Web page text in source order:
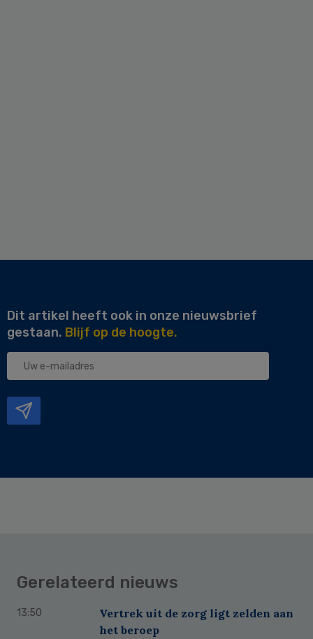
Dit artikel heeft ook in onze nieuwsbrief
gestaan. Blijf op de hoogte.
Uw
Gerelateerd nieuws
13:50
Vertrek uit de zorg ligt zelden aan
het beroep